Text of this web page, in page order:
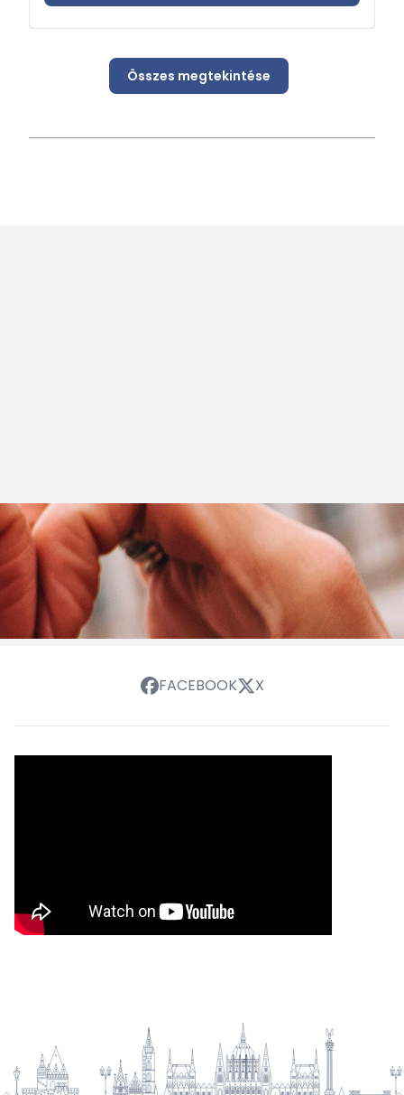
Összes megtekintése
FACEBOOK X